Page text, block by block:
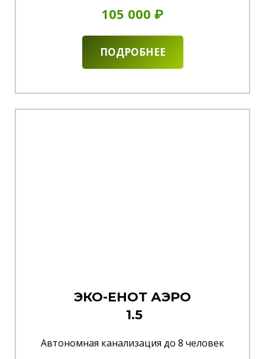
105 000 ₽
ПОДРОБНЕЕ
ЭКО-ЕНОТ АЭРО
1.5
Автономная канализация до 8 человек